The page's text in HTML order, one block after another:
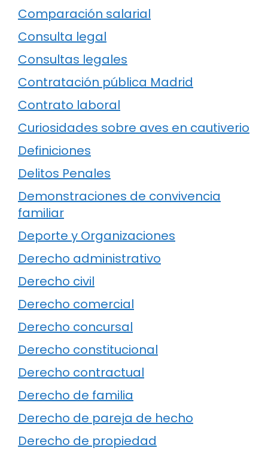
Comparación salarial
Consulta legal
Consultas legales
Contratación pública Madrid
Contrato laboral
Curiosidades sobre aves en cautiverio
Definiciones
Delitos Penales
Demonstraciones de convivencia
familiar
Deporte y Organizaciones
Derecho administrativo
Derecho civil
Derecho comercial
Derecho concursal
Derecho constitucional
Derecho contractual
Derecho de familia
Derecho de pareja de hecho
Derecho de propiedad